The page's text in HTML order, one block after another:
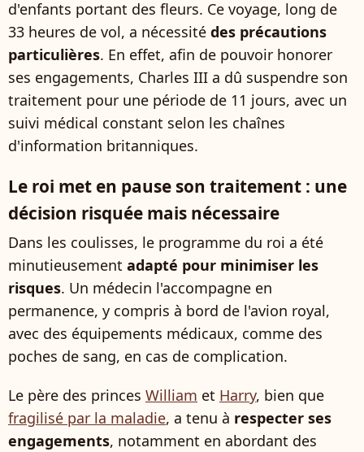
d'enfants portant des fleurs. Ce voyage, long de
33 heures de vol, a nécessité des précautions
particulières. En effet, afin de pouvoir honorer
ses engagements, Charles III a dû suspendre son
traitement pour une période de 11 jours, avec un
suivi médical constant selon les chaînes
d'information britanniques.
Le roi met en pause son traitement : une
décision risquée mais nécessaire
Dans les coulisses, le programme du roi a été
minutieusement adapté pour minimiser les
risques. Un médecin l'accompagne en
permanence, y compris à bord de l'avion royal,
avec des équipements médicaux, comme des
poches de sang, en cas de complication.
Le père des princes William et Harry, bien que
fragilisé par la maladie, a tenu à respecter ses
engagements, notamment en abordant des